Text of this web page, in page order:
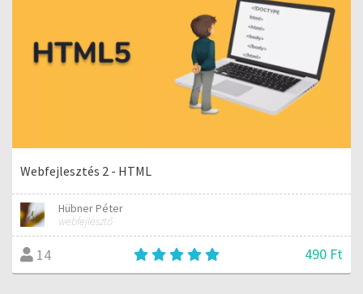
Webfejlesztés 2 - HTML
Hübner Péter
webfejlesztő
14 490 Ft